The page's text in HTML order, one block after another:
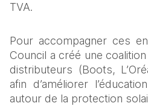
TVA.
Pour accompagner ces
Council a créé une
distributeurs (Boots,
afin d’améliorer
autour de la protection